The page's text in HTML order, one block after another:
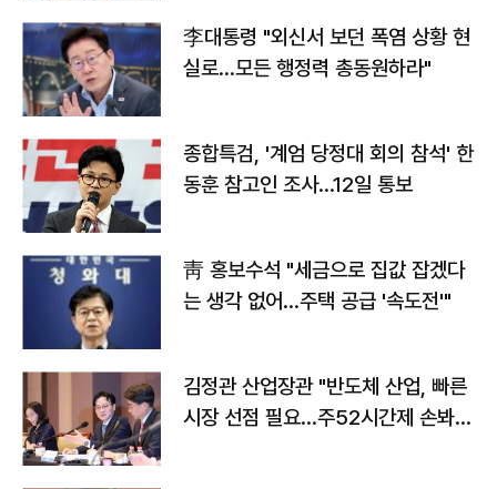
李대통령 "외신서 보던 폭염 상황 현
실로…모든 행정력 총동원하라"
종합특검, '계엄 당정대 회의 참석' 한
동훈 참고인 조사...12일 통보
靑 홍보수석 "세금으로 집값 잡겠다
는 생각 없어…주택 공급 '속도전'"
김정관 산업장관 "반도체 산업, 빠른
시장 선점 필요…주52시간제 손봐